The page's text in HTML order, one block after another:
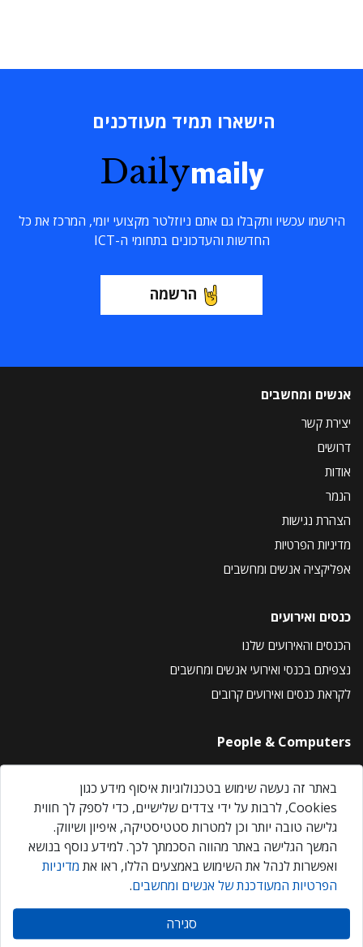
הישארו תמיד מעודכנים
Dailymaily
הירשמו עכשיו ותקבלו גם אתם ניוזלטר מקצועי יומי, המרכז את כל
החדשות והעדכונים בתחומי ה-ICT
הרשמה
אנשים ומחשבים
יצירת קשר
דרושים
אודות
הנמר
הצהרת נגישות
מדיניות הפרטיות
אפליקציה אנשים ומחשבים
כנסים ואירועים
הכנסים והאירועים שלנו
נצפיתם בכנסי ואירועי אנשים ומחשבים
לקראת כנסים ואירועים קרובים
People & Computers
About Us
Privacy Policy
Contact Us
Our Events
אנשים ומחשבים © 2026 – כל הזכויות שמורות
באתר זה נעשה שימוש בטכנולוגיות איסוף מידע כגון
Cookies, לרבות על ידי צדדים שלישיים, כדי לספק לך חווית
גלישה טובה יותר וכן למטרות סטטיסטיקה, איפיון ושיווק.
המשך הגלישה באתר מהווה הסכמתך לכך. למידע נוסף בנושא
ואפשרות לנהל את השימוש באמצעים הללו, ראו את מדיניות
הפרטיות המעודכנת של אנשים ומחשבים.
סגירה